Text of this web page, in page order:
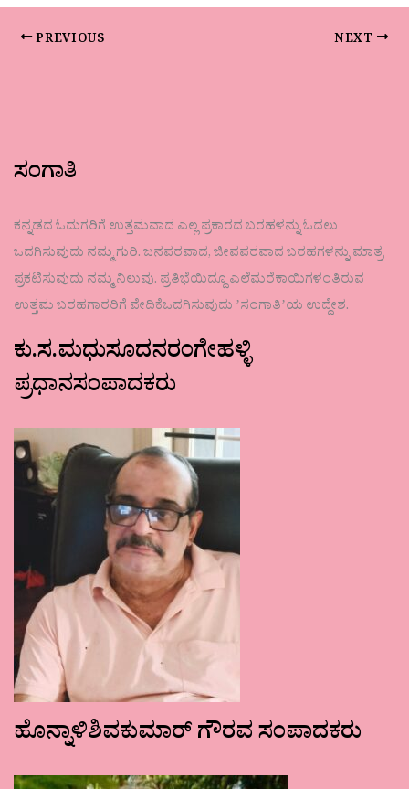
PREVIOUS NEXT
ಸಂಗಾತಿ
ಕನ್ನಡದ ಓದುಗರಿಗೆ ಉತ್ತಮವಾದ ಎಲ್ಲ ಪ್ರಕಾರದ ಬರಹಳನ್ನು ಓದಲು
ಒದಗಿಸುವುದು ನಮ್ಮ ಗುರಿ. ಜನಪರವಾದ, ಜೀವಪರವಾದ ಬರಹಗಳನ್ನು ಮಾತ್ರ
ಪ್ರಕಟಿಸುವುದು ನಮ್ಮ ನಿಲುವು. ಪ್ರತಿಭೆಯಿದ್ದೂ ಎಲೆಮರೆಕಾಯಿಗಳಂತಿರುವ
ಉತ್ತಮ ಬರಹಗಾರರಿಗೆ ವೇದಿಕೆಒದಗಿಸುವುದು ʼಸಂಗಾತಿʼಯ ಉದ್ದೇಶ.
ಕು.ಸ.ಮಧುಸೂದನರಂಗೇಹಳ್ಳಿ
ಪ್ರಧಾನಸಂಪಾದಕರು
ಹೊನ್ನಾಳಿಶಿವಕುಮಾರ್ ಗೌರವ ಸಂಪಾದಕರು